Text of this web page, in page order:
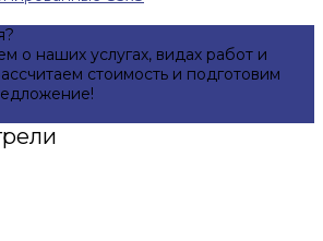
о наших услугах, видах работ и
стоимость и подготовим